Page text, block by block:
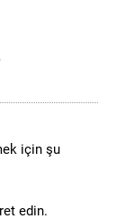
için şu
edin.